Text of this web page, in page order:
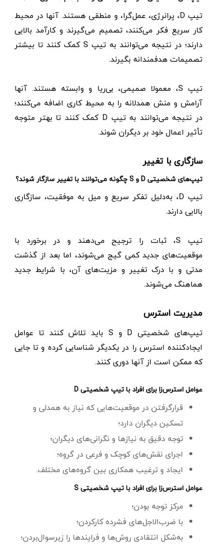
تیپ D، پرانرژی،‌ عمل‌گرا،‌ و منطقی هستند. آنها در محیط
کار سریع فکر می‌کنند، تصمیم می‌گیرند و کارآمد بالایی
دارند؛ در نتیجه می‌توانند به تیپ S کمک کنند تا بیشتر
تصمیمات هدفمندانه بگیرند.
تیپ S، معمولا صمیمی، بی‌ریا و وابسته هستند. آنها
آرامش و منش همدلانه را به محیط کاری اضافه می‌کنند؛
در نتیجه می‌توانند به تیپ D‌ کمک کنند تا بهتر متوجه
تأثیر اعمال خود بر دیگران شوند.
سازگاری با تغییر
تیپ‌های شخصیتی D و S چگونه می‌توانند با تغییر سازگار شوند؟
تیپ D، به‌دلیل تفکر سریع و میل به موفقیت، سازگاری
بالایی دارند.
تیپ S، ثبات را ترجیح می‌دهند و در برخورد با
موقعیت‌های جدید کمی گیج می‌شوند، اما بعد از گذشت
مدتی و با درک تغییر و مزیت‌های آن، با شرایط جدید
هماهنگ می‌شوند.
مدیریت استرس
تیپ‌های شخصیتی D و S باید تلاش کنند تا عوامل
ایجادکننده استرس را در یکدیگر شناسایی کرده و تا جایی
که ممکن است از آنها دوری کنند.
عوامل استرس‌زا برای افراد با تیپ شخصیتی D
قرارگرفتن در موقعیت‌هایی که نیاز به همدلی و
تسکین دیگران دارد؛
توجه دقیق به نیازها و نگرانی‌های دیگران؛
اجرای نقش‌های کوچک و فرعی در گروه؛
ایجاد و ترغیب همکاری بین گروه‌های مختلف.
عوامل استرس‌زا برای افراد با تیپ شخصیتی S
مرکز توجه بودن؛
با ضرب‌الاجل‌های فشرده کارکردن؛
به‌شکل انتقادی روش‌ها و فرایندها را زیرسوال‌بردن؛